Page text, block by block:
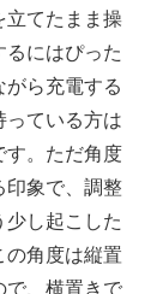
立てたまま操
にはぴった
がら充電する
っている方は
す。ただ角度
印象で、調整
し起こした
の角度は縦置
で、横置きで